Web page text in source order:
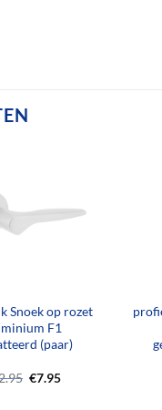
Snoek op rozet
F1
(paar)
Oorspronkelijke
€7.95Huidige